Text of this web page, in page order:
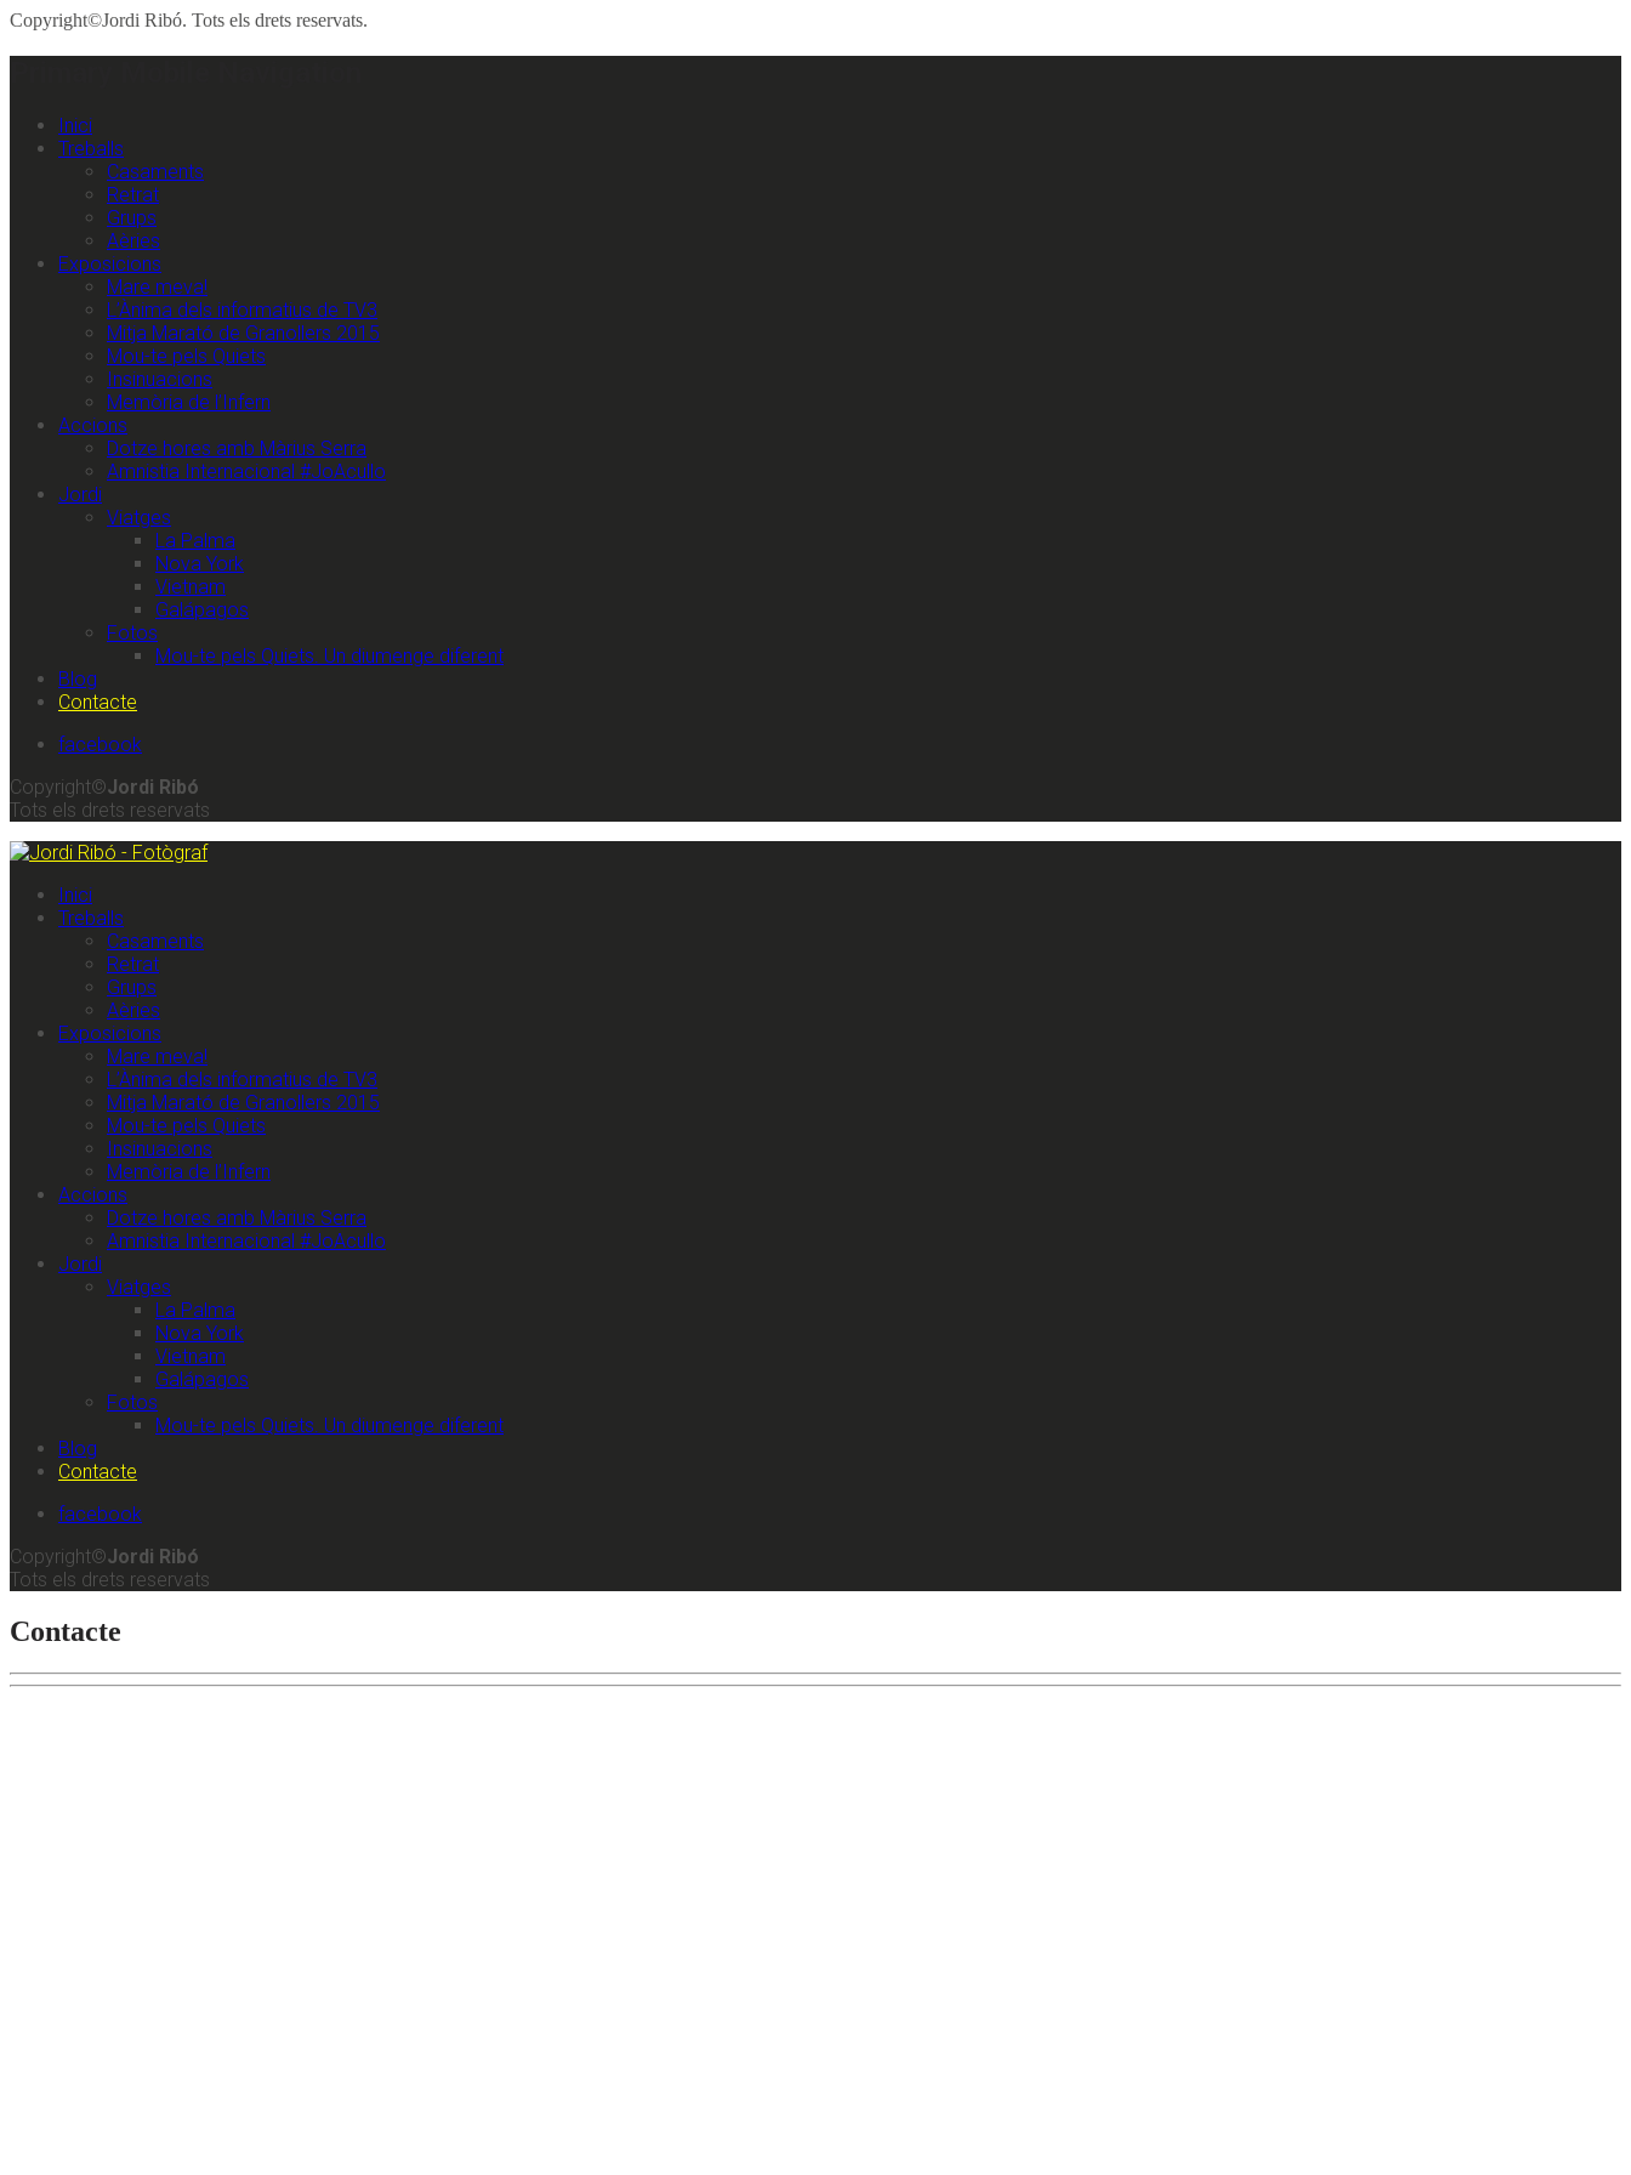
Copyright©Jordi Ribó. Tots els drets reservats.
Inici
Treballs
Casaments
Retrat
Grups
Aèries
Exposicions
Mare meva!
L’Ànima dels informatius de TV3
Mitja Marató de Granollers 2015
Mou-te pels Quiets
Insinuacions
Memòria de l’Infern
Accions
Dotze hores amb Màrius Serra
Amnistia Internacional #JoAcullo
Jordi
Viatges
La Palma
Nova York
Vietnam
Galápagos
Fotos
Mou-te pels Quiets. Un diumenge diferent
Blog
Contacte
facebook
Copyright©Jordi Ribó
Tots els drets reservats
Inici
Treballs
Casaments
Retrat
Grups
Aèries
Exposicions
Mare meva!
L’Ànima dels informatius de TV3
Mitja Marató de Granollers 2015
Mou-te pels Quiets
Insinuacions
Memòria de l’Infern
Accions
Dotze hores amb Màrius Serra
Amnistia Internacional #JoAcullo
Jordi
Viatges
La Palma
Nova York
Vietnam
Galápagos
Fotos
Mou-te pels Quiets. Un diumenge diferent
Blog
Contacte
facebook
Copyright©Jordi Ribó
Tots els drets reservats
Contacte